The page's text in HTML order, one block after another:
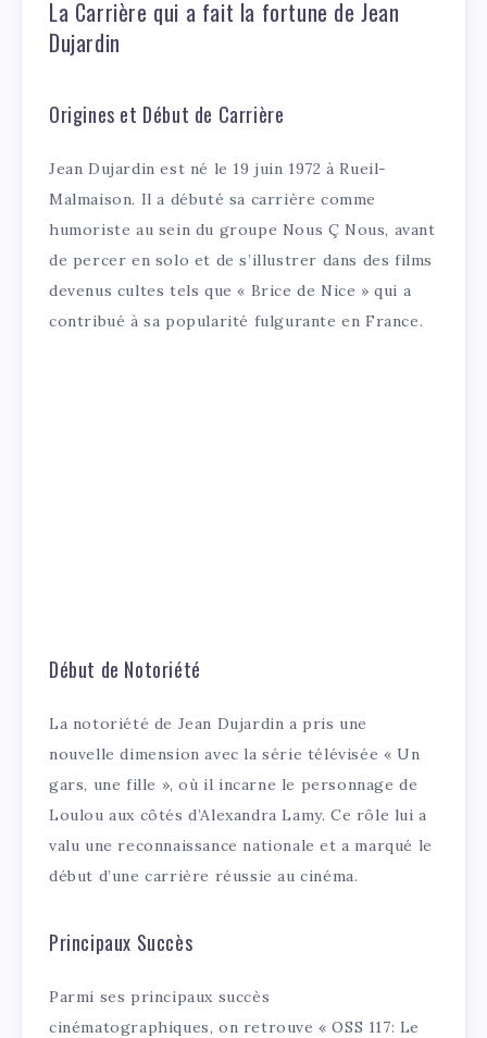
La Carrière qui a fait la fortune de Jean
Dujardin
Origines et Début de Carrière
Jean Dujardin est né le 19 juin 1972 à Rueil-
Malmaison. Il a débuté sa carrière comme
humoriste au sein du groupe Nous Ç Nous, avant
de percer en solo et de s’illustrer dans des films
devenus cultes tels que « Brice de Nice » qui a
contribué à sa popularité fulgurante en France.
Début de Notoriété
La notoriété de Jean Dujardin a pris une
nouvelle dimension avec la série télévisée « Un
gars, une fille », où il incarne le personnage de
Loulou aux côtés d’Alexandra Lamy. Ce rôle lui a
valu une reconnaissance nationale et a marqué le
début d’une carrière réussie au cinéma.
Principaux Succès
Parmi ses principaux succès
cinématographiques, on retrouve « OSS 117: Le